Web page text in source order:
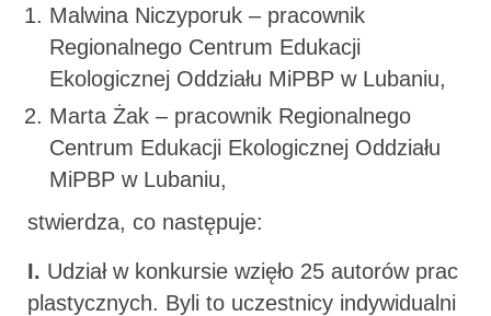
Malwina Niczyporuk – pracownik
Regionalnego Centrum Edukacji
Ekologicznej Oddziału MiPBP w Lubaniu,
Marta Żak – pracownik Regionalnego
Centrum Edukacji Ekologicznej Oddziału
MiPBP w Lubaniu,
stwierdza, co następuje:
I. Udział w konkursie wzięło 25 autorów prac
plastycznych. Byli to uczestnicy indywidualni